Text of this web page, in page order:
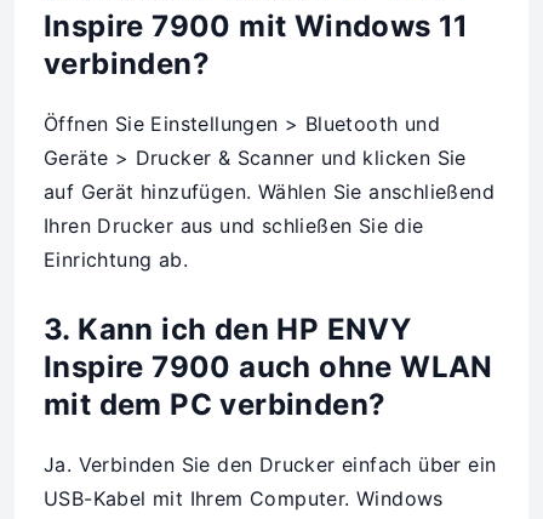
Inspire 7900 mit Windows 11
verbinden?
Öffnen Sie Einstellungen > Bluetooth und
Geräte > Drucker & Scanner und klicken Sie
auf Gerät hinzufügen. Wählen Sie anschließend
Ihren Drucker aus und schließen Sie die
Einrichtung ab.
3. Kann ich den HP ENVY
Inspire 7900 auch ohne WLAN
mit dem PC verbinden?
Ja. Verbinden Sie den Drucker einfach über ein
USB-Kabel mit Ihrem Computer. Windows